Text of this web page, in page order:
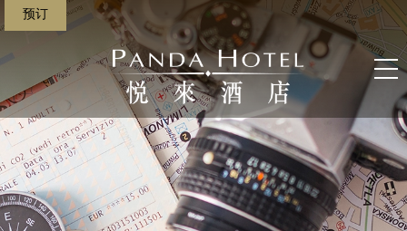
预订